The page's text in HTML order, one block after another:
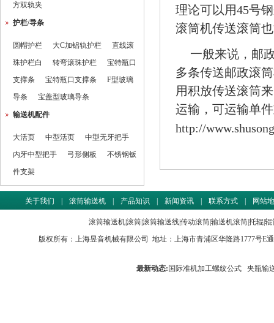
方双轨夹
护栏/导条
圆帽护栏 大C加铝轨护栏
直线滚
珠护栏白
转弯滚珠护栏
宝特瓶口
支撑条
宝特瓶口支撑条
F型玻璃
导条
宝盖型玻璃导条
输送机配件
大活页 中型活页
中型无牙把手
内牙中型把手
弓形侧板
不锈钢钣
件支架
理论可以用45号
滚筒机传送滚筒
一般来说，邮
多条传送邮政滚
用积放传送滚筒
运输，可运输单
http://
关于我们 滚筒输送机 产品知识 新闻资讯 联系方式 网站
滚筒输送机|滚筒|滚筒输送线|传动滚筒|输送机滚筒|托辊|辊
版权所有： 上海昱音机械有限公司 地址：上海市青浦区华隆路1777号E
最新动态: 国际准机加工螺纹公式 夹瓶输